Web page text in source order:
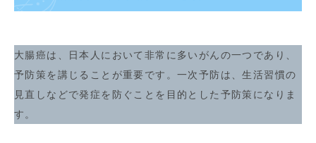
大腸癌は、日本人において非常に多いがんの一つであり、
予防策を講じることが重要です。一次予防は、生活習慣の
見直しなどで発症を防ぐことを目的とした予防策になりま
す。